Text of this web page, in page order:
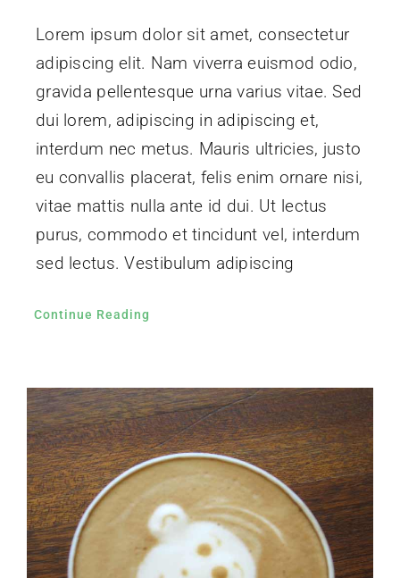
Lorem ipsum dolor sit amet, consectetur
adipiscing elit. Nam viverra euismod odio,
gravida pellentesque urna varius vitae. Sed
dui lorem, adipiscing in adipiscing et,
interdum nec metus. Mauris ultricies, justo
eu convallis placerat, felis enim ornare nisi,
vitae mattis nulla ante id dui. Ut lectus
purus, commodo et tincidunt vel, interdum
sed lectus. Vestibulum adipiscing
Continue Reading